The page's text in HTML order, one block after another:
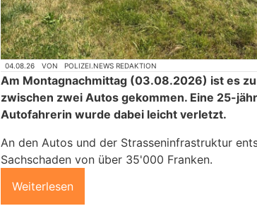
04.08.26 VON POLIZEI.NEWS REDAKTION
Am Montagnachmittag (03.08.2026) ist es
zwischen zwei Autos gekommen. Eine 25-
Autofahrerin wurde dabei leicht verletzt.
An den Autos und der Strasseninfrastruktur
Sachschaden von über 35'000 Franken.
Weiterlesen